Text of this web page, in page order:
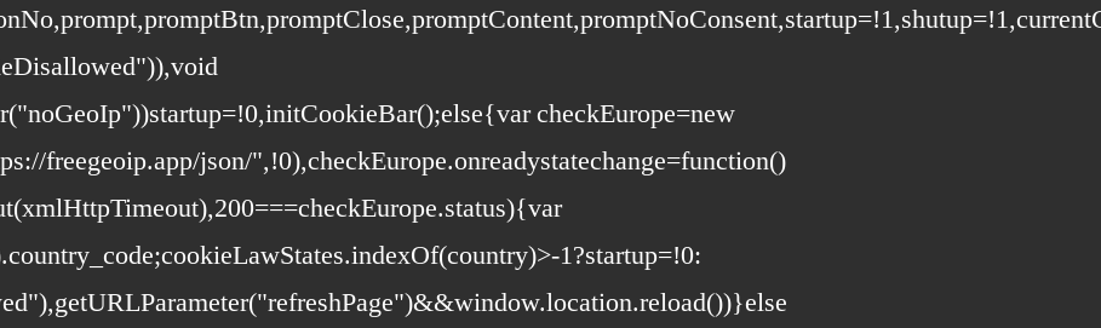
checkEurope=new
freegeoip.app/json/",!0),checkEurope.onreadystatechange=function()
1?startup=!0: